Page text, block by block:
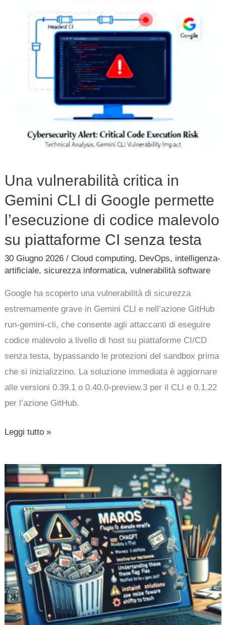
Una vulnerabilità critica in
Gemini CLI di Google permette
l’esecuzione di codice malevolo
su piattaforme CI senza testa
30 Giugno 2026/ Cloud computing, DevOps, intelligenza-
artificiale,sicurezza informatica,vulnerabilità software
Google ha scoperto una vulnerabilità di sicurezza
estremamente grave in Gemini CLI e nell’azione GitHub
run-gemini-cli, che consente agli attaccanti di eseguire
codice malevolo a livello di host su piattaforme CI/CD
senza testa, bypassando le protezioni del sandbox prima
che si inizializzino. La soluzione immediata è aggiornare
alle versioni 0.39.1 o 0.40.0-preview.3 per il CLI e 0.1.22
per l’azione GitHub.
permette
l’esecuzione
malevolo
CI
senza
testa
Leggi tutto »
macOS
segna
ChatGPT
come
malware
e
lo
sposta
nel
cestino